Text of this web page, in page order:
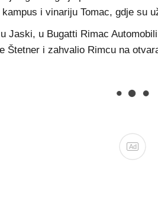
i vinariju Tomac, gdje su
Jaski, u Bugatti Rimac
i zahvalio Rimcu na
Ad